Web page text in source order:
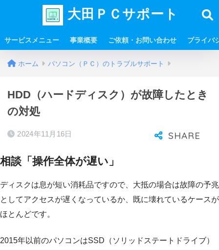
大田ＰＣサポート
サービスメニュー 事業概要 ご依頼・お問い合わせ プライバ
ホーム パソコン（ＰＣ）のトラブルサポート
HDD（ハードディスク）が故障したとき
の対処
2024年11月16日
相談「操作全体が遅い」
ディスクは息が短い消耗品ですので、大抵の場合は故障の予兆
としてアクセスが遅くなっているか、既に壊れているケースが
ほとんどです。
2015年以前のパソコンはSSD（ソリッドステートドライブ）